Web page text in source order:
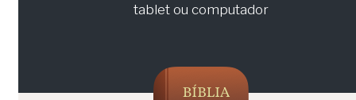
tablet ou computador